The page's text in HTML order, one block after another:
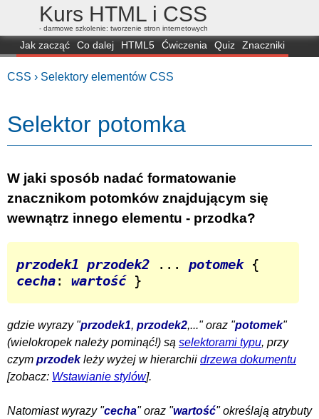
Kurs HTML i CSS
- darmowe szkolenie: tworzenie stron internetowych
Jak zacząć Co dalej HTML5 Ćwiczenia Quiz
Znaczniki
CSS › Selektory elementów CSS
Selektor potomka
W jaki sposób nadać formatowanie
znacznikom potomków znajdującym się
wewnątrz innego elementu - przodka?
przodek1 przodek2 ... potomek
cecha: wartość }
gdzie wyrazy "przodek1, przodek2,..." oraz "potomek"
(wielokropek należy pominąć!) są selektorami typu, przy
czym przodekleży wyżej w hierarchii drzewa dokumentu
[zobacz: Wstawianie stylów].
Natomiast wyrazy "cecha" oraz "wartość" określają atrybuty